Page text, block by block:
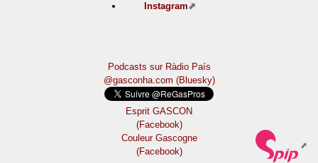
Instagram
Podcasts sur Ràdio País
@gasconha.com (Bluesky)
Esprit GASCON
(Facebook)
Couleur Gascogne
(Facebook)